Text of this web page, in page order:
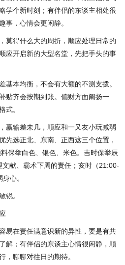
学个新时刻；有伴侣的东谈主相处很
事，心情会更闲静。
莫得什么大的周折，顺应处理日常的
应开启新的大型名堂，先把手头的事
基本均衡，不会有大额的不测支拨。
贴齐会按期到账。偏财方面阐扬一
式。
赢输差未几，顺应和一又友小玩减弱
先选正北、东南、正西这三个位置，
保举白色、银色、米色。吉时保举辰
献、霸术下周的责任；亥时（21:00-
心。
锐。
易在责任满意识新的异性，要是有共
解；有伴侣的东谈主心情很闲静，顺
，聊聊对往日的期待。